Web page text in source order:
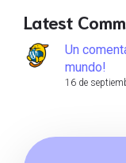
Latest
Un
mundo!
16 de